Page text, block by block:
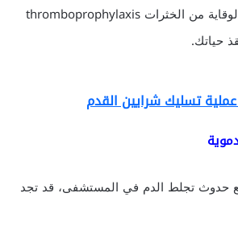
حياتك.
تسليك شرايين القدم
حدوث تجلط الدم في المستشفى، قد تجد